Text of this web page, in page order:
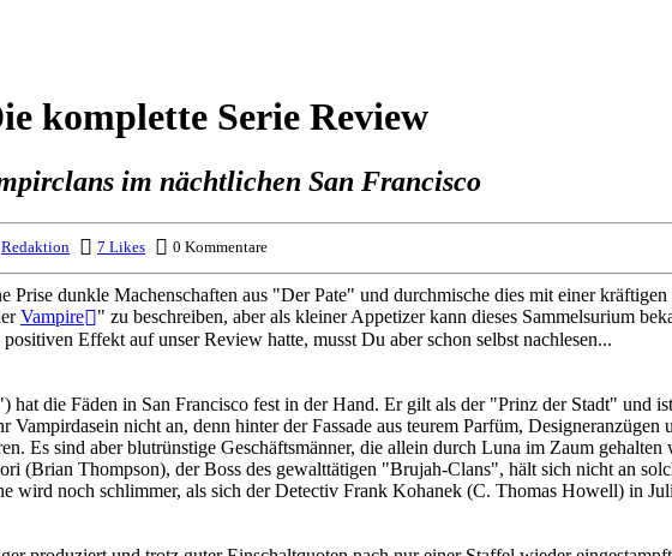
komplette Serie Review
im nächtlichen San Francisco
Redaktion 7 Likes 0 Kommentare
Prise dunkle Machenschaften aus "Der Pate" und durchmische dies mit einer
Vampire
" zu beschreiben, aber als kleiner Appetizer kann dieses Sammelsurium
Effekt auf unser Review hatte, musst Du aber schon selbst nachlesen...
die Fäden in San Francisco fest in der Hand. Er gilt als der "Prinz der Stadt" und
nicht an, denn hinter der Fassade aus teurem Parfüm,
Es sind aber blutrünstige Geschäftsmänner, die allein durch Luna im Zaum
(Brian Thompson), der Boss des gewalttätigen "Brujah-Clans", hält sich nicht an
wird noch schlimmer, als sich der Detectiv Frank Kohanek (C. Thomas Howell) in